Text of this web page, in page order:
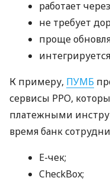
работает
не требует
проще
К примеру, ПУМБ
сервисы РРО,
платежными
время банк
E-чек;
CheckBox;